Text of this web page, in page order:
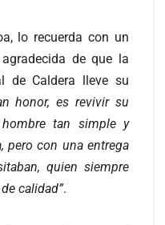
lo recuerda con un
de que la
de Caldera lleve su
honor, es revivir su
tan simple y
pero con una entrega
quien siempre
calidad”.